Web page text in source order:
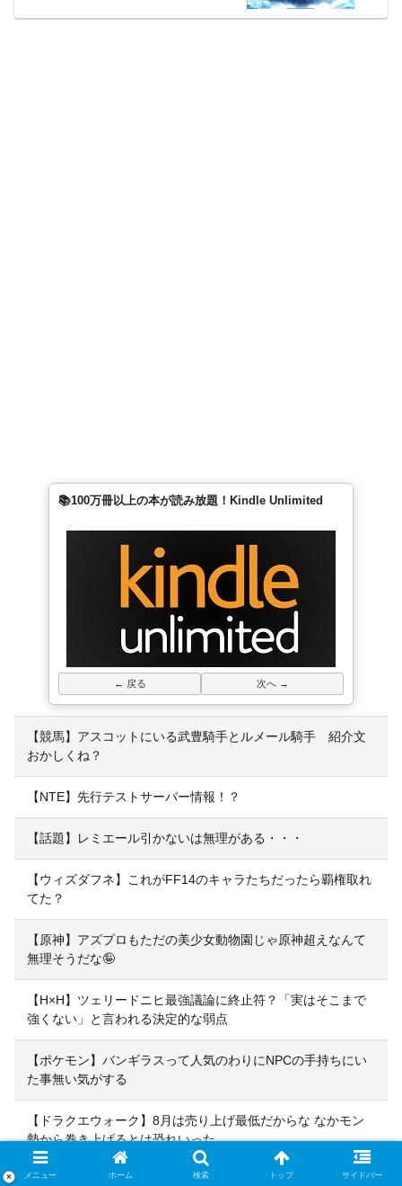
📚100万冊以上の本が読み放題！Kindle Unlimited
← 戻る 次へ →
【競馬】アスコットにいる武豊騎手とルメール騎手 紹介文
おかしくね？
【NTE】先行テストサーバー情報！？
【話題】レミエール引かないは無理がある・・・
【ウィズダフネ】これがFF14のキャラたちだったら覇権取れ
てた？
【原神】アズプロもただの美少女動物園じゃ原神超えなんて
無理そうだな🤪
【H×H】ツェリードニヒ最強議論に終止符？「実はそこまで
強くない」と言われる決定的な弱点
【ポケモン】バンギラスって人気のわりにNPCの手持ちにい
た事無い気がする
【ドラクエウォーク】8月は売り上げ最低だからな なかモン
勢から巻き上げるとは恐れいった
【モンハンワイルズ】ワイルズ買っといてまだ自分を健常者
メニュー ホーム 検索 トップ サイドバー
×